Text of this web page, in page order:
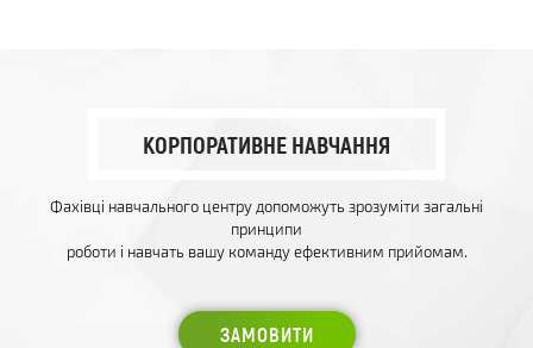
КОРПОРАТИВНЕ НАВЧАННЯ
Фахівці навчального центру допоможуть зрозуміти загальні
принципи
роботи і навчать вашу команду ефективним прийомам.
ЗАМОВИТИ